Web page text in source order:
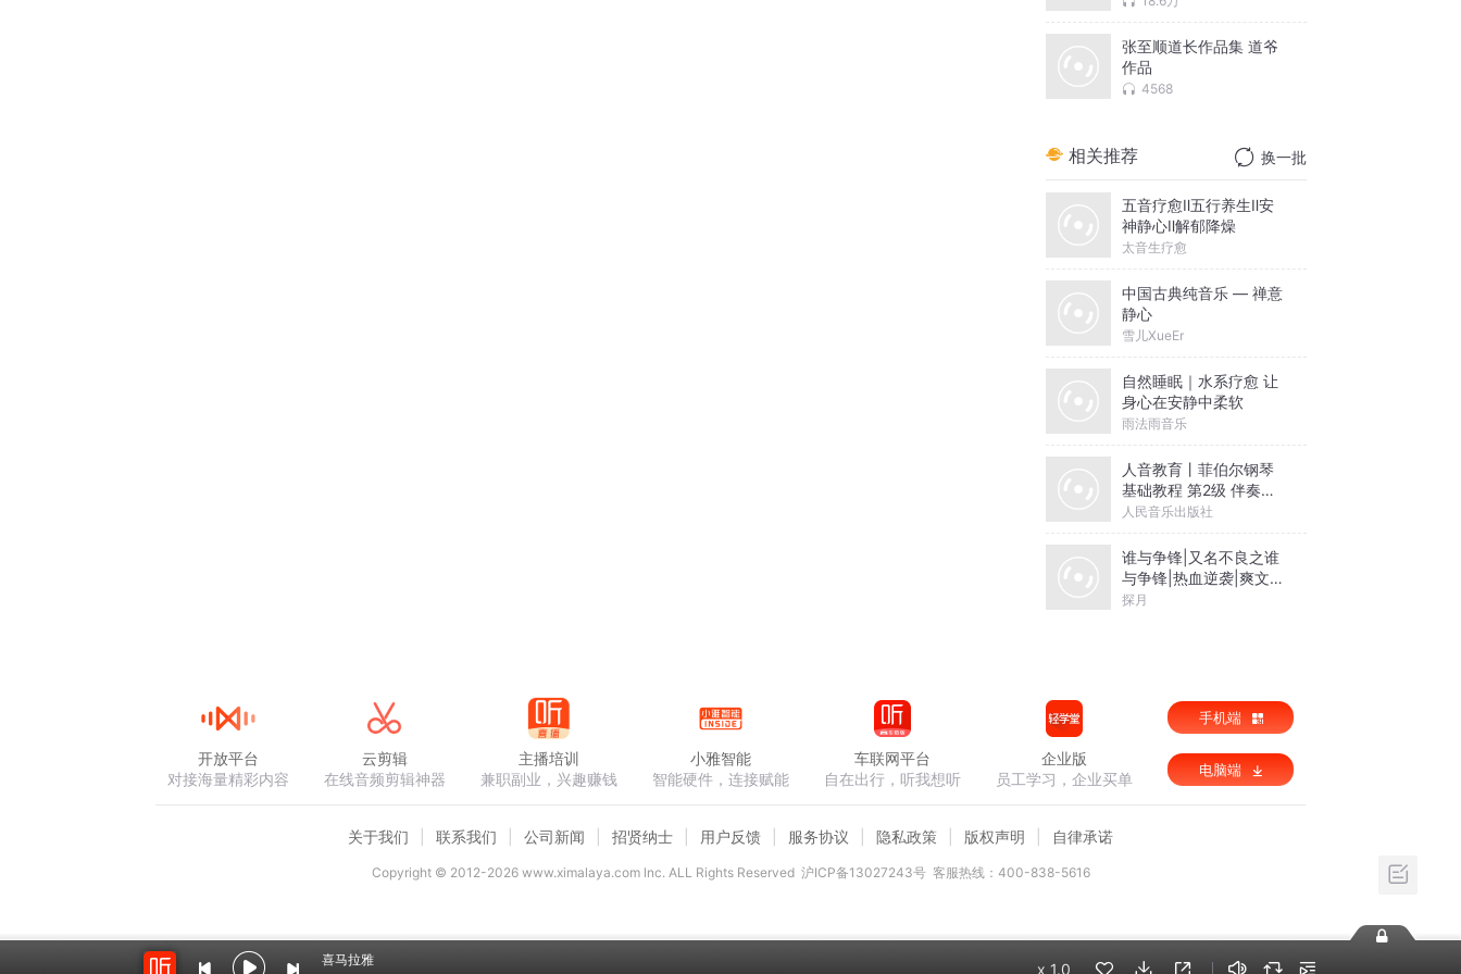
张至顺道长作品集 道爷
作品
4568
相关推荐 换一批
五音疗愈Ⅱ五行养生Ⅱ安
神静心Ⅱ解郁降燥
太音生疗愈
中国古典纯音乐 — 禅意
静心
雪儿XueEr
自然睡眠｜水系疗愈 让
身心在安静中柔软
雨法雨音乐
人音教育丨菲伯尔钢琴
基础教程 第2级 伴奏音
乐
人民音乐出版社
谁与争锋|又名不良之谁
与争锋|热血逆袭|爽文爆
笑|会员免费
探月
喜马拉雅
x 1.0
开放平台
对接海量精彩内容
云剪辑
在线音频剪辑神器
主播培训
兼职副业，兴趣赚钱
小雅智能
智能硬件，连接赋能
车联网平台
自在出行，听我想听
企业版
员工学习，企业买单
手机端
电脑端
关于我们 联系我们 公司新闻 招贤纳士 用户反馈 服务协议 隐私政策 版权声明 自律承诺
Copyright © 2012-2026www.ximalaya.com lnc. ALL Rights Reserved 沪ICP备13027243号 客服热线：400-838-5616